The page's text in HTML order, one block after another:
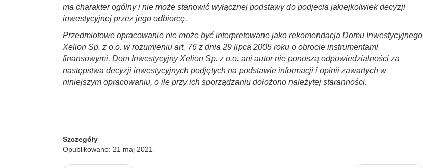
ma charakter ogólny i nie może stanowić wyłącznej podstawy do podjęcia jakiejkolwiek decyzji
inwestycyjnej przez jego odbiorcę.
Przedmiotowe opracowanie nie może być interpretowane jako rekomendacja Domu Inwestycyjnego
Xelion Sp. z o.o. w rozumieniu art. 76 z dnia 29 lipca 2005 roku o obrocie instrumentami
finansowymi. Dom Inwestycyjny Xelion Sp. z o.o. ani autor nie ponoszą odpowiedzialności za
następstwa decyzji inwestycyjnych podjętych na podstawie informacji i opinii zawartych w
niniejszym opracowaniu, o ile przy ich sporządzaniu dołożono należytej staranności.
Szczegóły
Opublikowano: 21 maj 2021